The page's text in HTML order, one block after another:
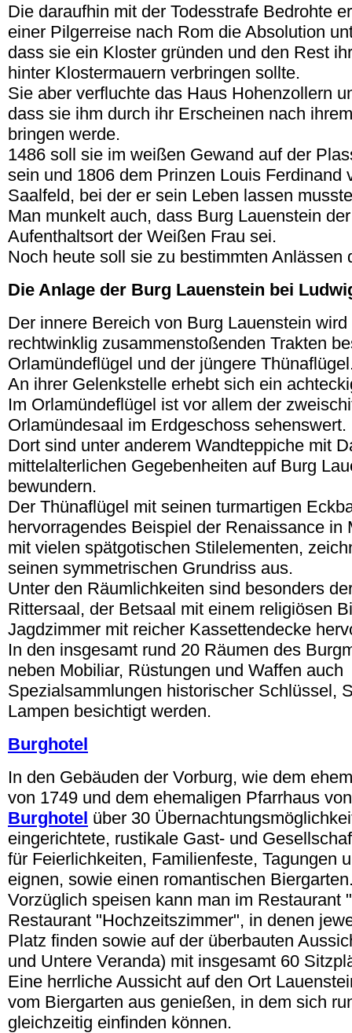
Die daraufhin mit der Todesstrafe Bedrohte
einer Pilgerreise nach Rom die Absolution
dass sie ein Kloster gründen und den Rest
hinter Klostermauern verbringen sollte.
Sie aber verfluchte das Haus Hohenzollern
dass sie ihm durch ihr Erscheinen nach
bringen werde.
1486 soll sie im weißen Gewand auf der
sein und 1806 dem Prinzen Louis Ferdinand
Saalfeld, bei der er sein Leben lassen
Man munkelt auch, dass Burg Lauenstein
Aufenthaltsort der Weißen Frau sei.
Noch heute soll sie zu bestimmten Anlässen
Die Anlage der Burg Lauenstein bei
Der innere Bereich von Burg Lauenstein
rechtwinklig zusammenstoßenden Trakten
Orlamündeflügel und der jüngere
An ihrer Gelenkstelle erhebt sich ein
Im Orlamündeflügel ist vor allem der
Orlamündesaal im Erdgeschoss sehenswert.
Dort sind unter anderem Wandteppiche mit
mittelalterlichen Gegebenheiten auf Burg
bewundern.
Der Thünaflügel mit seinen turmartigen
hervorragendes Beispiel der Renaissance in
mit vielen spätgotischen Stilelementen,
seinen symmetrischen Grundriss aus.
Unter den Räumlichkeiten sind besonders
Rittersaal, der Betsaal mit einem religiösen
Jagdzimmer mit reicher Kassettendecke
In den insgesamt rund 20 Räumen des
neben Mobiliar, Rüstungen und Waffen auch
Spezialsammlungen historischer Schlüssel,
Lampen besichtigt werden.
Burghotel
In den Gebäuden der Vorburg, wie dem
von 1749 und dem ehemaligen Pfarrhaus
Burghotel über 30
eingerichtete, rustikale Gast- und
für Feierlichkeiten, Familienfeste, Tagungen
eignen, sowie einen romantischen
Vorzüglich speisen kann man im Restaurant
Restaurant "Hochzeitszimmer", in denen
Platz finden sowie auf der überbauten
und Untere Veranda) mit insgesamt 60
Eine herrliche Aussicht auf den Ort
vom Biergarten aus genießen, in dem sich
gleichzeitig einfinden können.